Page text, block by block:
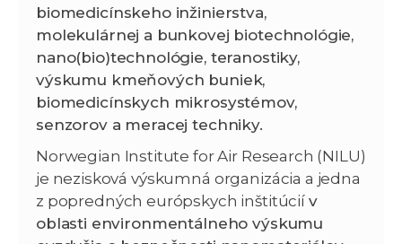
biomedicínskeho inžinierstva,
molekulárnej a bunkovej biotechnológie,
nano(bio)technológie, teranostiky,
výskumu kmeňových buniek,
biomedicínskych mikrosystémov,
senzorov a meracej techniky.
Norwegian Institute for Air Research (NILU)
je nezisková výskumná organizácia a jedna
z popredných európskych inštitúcií v
oblasti environmentálneho výskumu